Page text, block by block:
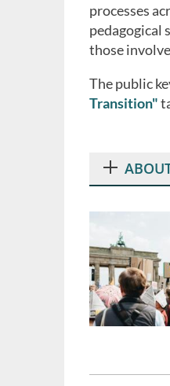
processes
pedagogical
those
The public
Transition"